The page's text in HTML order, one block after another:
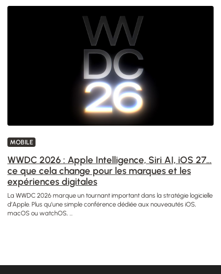
MOBILE
WWDC 2026 : Apple Intelligence, Siri AI, iOS 27…
ce que cela change pour les marques et les
expériences digitales
La WWDC 2026 marque un tournant important dans la stratégie logicielle
d’Apple. Plus qu’une simple conférence dédiée aux nouveautés iOS,
macOS ou watchOS, ...